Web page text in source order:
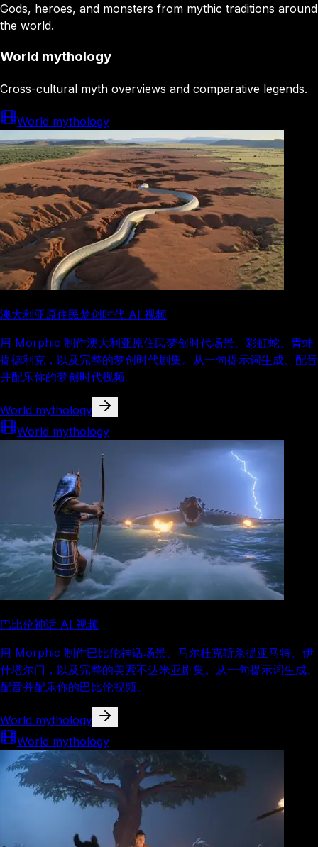
Gods, heroes, and monsters from mythic traditions around
the world.
World mythology
Cross-cultural myth overviews and comparative legends.
World mythology
澳大利亚原住民梦创时代 AI 视频
用 Morphic 制作澳大利亚原住民梦创时代场景、彩虹蛇、青蛙
提德利克，以及完整的梦创时代剧集。从一句提示词生成、配音
并配乐你的梦创时代视频。
World mythology
World mythology
巴比伦神话 AI 视频
用 Morphic 制作巴比伦神话场景、马尔杜克斩杀提亚马特、伊
什塔尔门，以及完整的美索不达米亚剧集。从一句提示词生成、
配音并配乐你的巴比伦视频。
World mythology
World mythology